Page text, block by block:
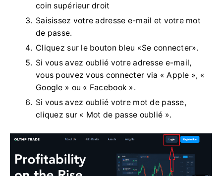
coin supérieur droit
Saisissez votre adresse e-mail et votre mot
de passe.
Cliquez sur le bouton bleu «Se connecter».
Si vous avez oublié votre adresse e-mail,
vous pouvez vous connecter via « Apple », «
Google » ou « Facebook ».
Si vous avez oublié votre mot de passe,
cliquez sur « Mot de passe oublié ».